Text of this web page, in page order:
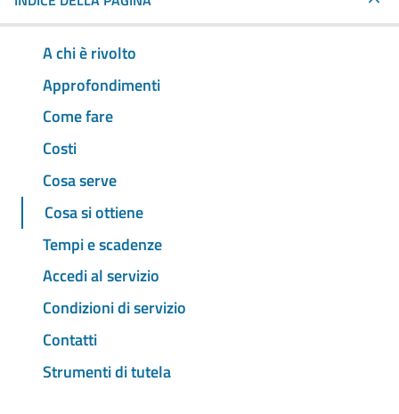
A chi è rivolto
Approfondimenti
Come fare
Costi
Cosa serve
Cosa si ottiene
Tempi e scadenze
Accedi al servizio
Condizioni di servizio
Contatti
Strumenti di tutela